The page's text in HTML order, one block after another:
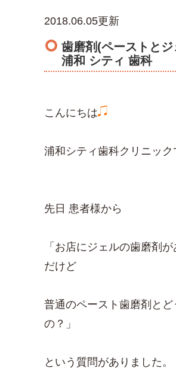
2018.06.05更新
歯磨剤(ペーストとジ
浦和 シティ 歯科
こんにちは
浦和シティ歯科クリニック
先日 患者様から
「お店にジェルの歯磨剤
だけど
普通のペースト歯磨剤とど
の？」
という質問がありました。